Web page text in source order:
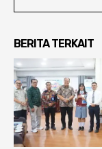
BERITA TERKAIT